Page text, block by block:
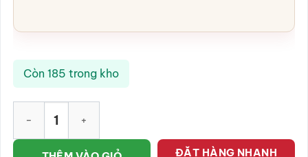
Còn 185 trong kho
ĐẶT HÀNG NHANH